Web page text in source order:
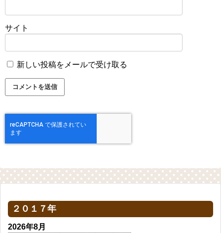
サイト
新しい投稿をメールで受け取る
２０１７年
2026年8月